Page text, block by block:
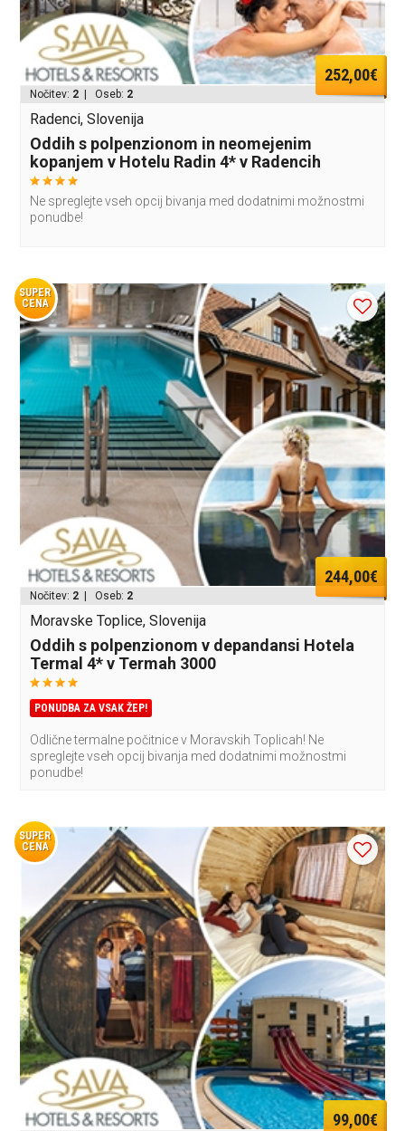
252,00€
Nočitev: 2 | Oseb: 2
Radenci, Slovenija
Oddih s polpenzionom in neomejenim
kopanjem v Hotelu Radin 4* v Radencih
Ne spreglejte vseh opcij bivanja med dodatnimi možnostmi
ponudbe!
SUPER
CENA
244,00€
Nočitev: 2 | Oseb: 2
Moravske Toplice, Slovenija
Oddih s polpenzionom v depandansi Hotela
Termal 4* v Termah 3000
PONUDBA ZA VSAK ŽEP!
Odlične termalne počitnice v Moravskih Toplicah! Ne
spreglejte vseh opcij bivanja med dodatnimi možnostmi
ponudbe!
SUPER
CENA
99,00€